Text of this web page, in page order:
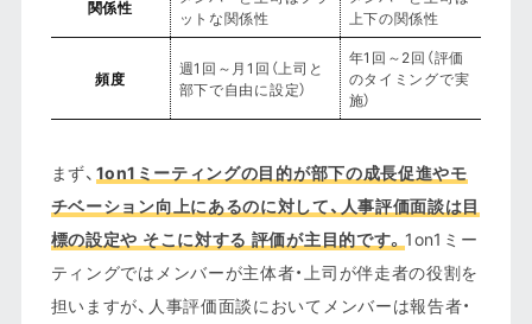
関係性
ットな関係性
上下の関係性
頻度
週1回～月1回（上司と
部下で自由に設定）
年1回～2回（評価
のタイミングで実
施）
まず、 1on1ミーティングの目的が部下の成長促進やモ
チベーション向上にあるのに対して、人事評価面談は目
標の設定や そこに対する 評価が主目的です。 1on1ミー
ティングではメンバーが主体者・上司が伴走者の役割を
担いますが、人事評価面談においてメンバーは報告者・